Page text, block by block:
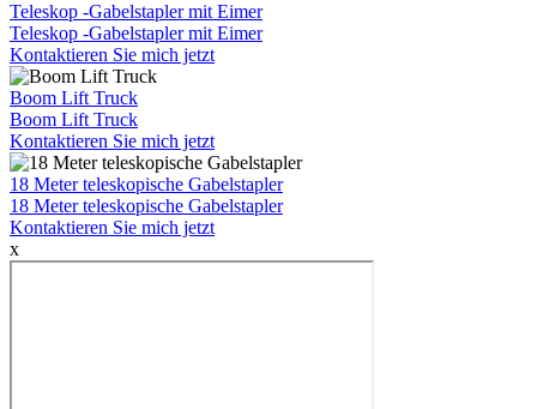
Teleskop -Gabelstapler mit Eimer
Teleskop -Gabelstapler mit Eimer
Kontaktieren Sie mich jetzt
Boom Lift Truck
Boom Lift Truck
Kontaktieren Sie mich jetzt
18 Meter teleskopische Gabelstapler
18 Meter teleskopische Gabelstapler
Kontaktieren Sie mich jetzt
x